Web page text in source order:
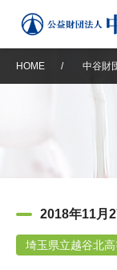
設立趣意書
中谷財団事業
HOME / 中谷財
2018年11月
埼玉県立越谷北